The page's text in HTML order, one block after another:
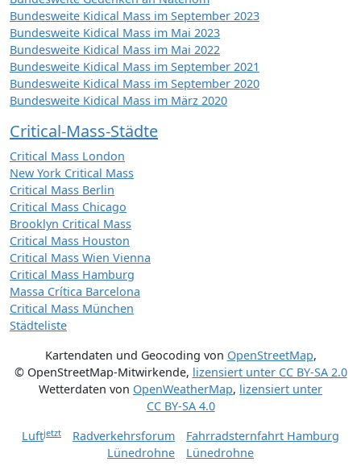
Bundesweite Kidical Mass im September 2023
Bundesweite Kidical Mass im Mai 2023
Bundesweite Kidical Mass im Mai 2022
Bundesweite Kidical Mass im September 2021
Bundesweite Kidical Mass im September 2020
Bundesweite Kidical Mass im März 2020
Critical-Mass-Städte
Critical Mass London
New York Critical Mass
Critical Mass Berlin
Critical Mass Chicago
Brooklyn Critical Mass
Critical Mass Houston
Critical Mass Wien Vienna
Critical Mass Hamburg
Massa Crítica Barcelona
Critical Mass München
Städteliste
Kartendaten und Geocoding von OpenStreetMap,
© OpenStreetMap-Mitwirkende, lizensiert unter CC BY-SA 2.0
Wetterdaten von OpenWeatherMap, lizensiert unter
CC BY-SA 4.0
Luftjetzt Radverkehrsforum
Fahrradsternfahrt Hamburg
Lünedrohne
Lünedrohne